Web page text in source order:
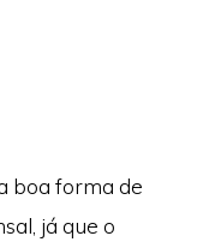
boa forma de
já que o